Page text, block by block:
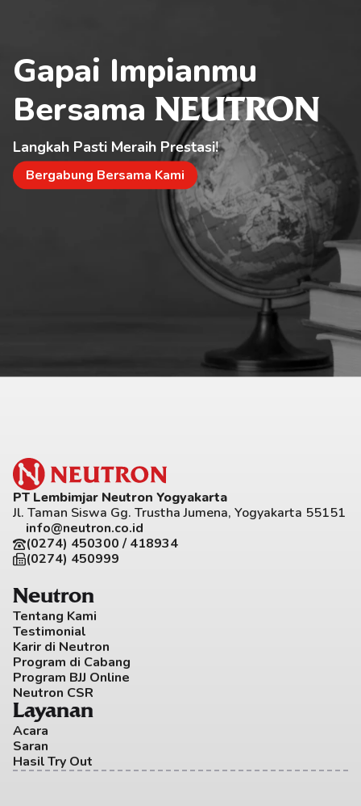
Gapai Impianmu
Bersama NEUTRON
Langkah Pasti Meraih Prestasi!
Bergabung Bersama Kami
PT Lembimjar Neutron Yogyakarta
Jl. Taman Siswa Gg. Trustha Jumena, Yogyakarta 55151
info@neutron.co.id
(0274) 450300 / 418934
(0274) 450999
Neutron
Tentang Kami
Testimonial
Karir di Neutron
Program di Cabang
Program BJJ Online
Neutron CSR
Layanan
Acara
Saran
Hasil Try Out